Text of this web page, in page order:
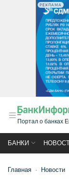
РЕКЛАМА
Портал о банках
БАНКИ
Главная Новости